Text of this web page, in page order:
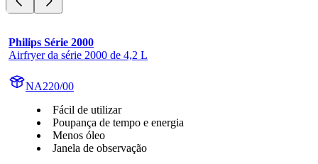
Philips Série 2000
Airfryer da série 2000 de 4,2 L
NA220/00
Fácil de utilizar
Poupança de tempo e energia
Menos óleo
Janela de observação